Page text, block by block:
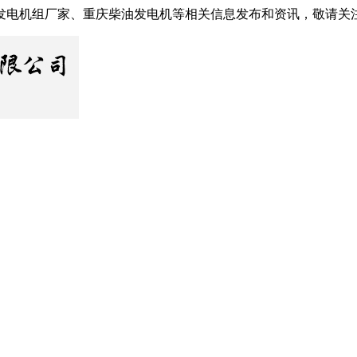
机组厂家、重庆柴油发电机等相关信息发布和资讯，敬请关